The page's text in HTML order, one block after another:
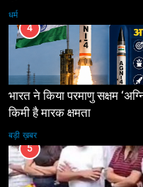
धर्म
4
भारत ने किया परमाणु सक्षम
किमी है मारक क्षमता
बड़ी ख़बर
5